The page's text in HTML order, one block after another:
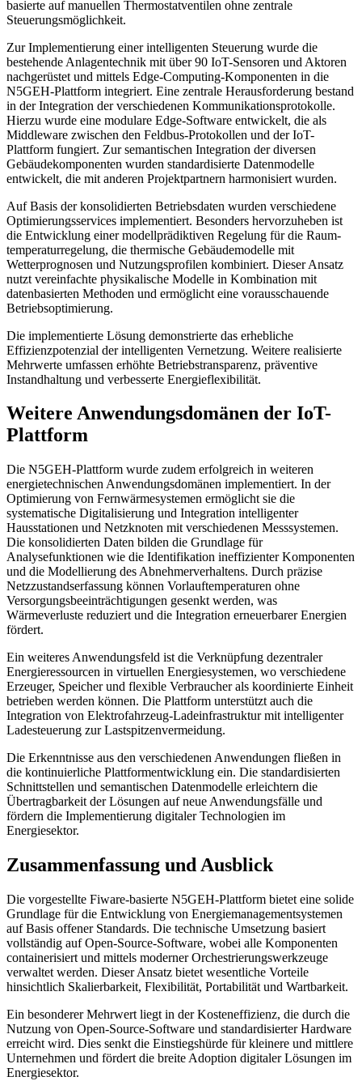
basierte auf manuellen Thermostatventilen ohne zentrale
Steuerungsmöglichkeit.
Zur Implementierung einer intelligenten Steuerung wurde die
bestehende Anlagentechnik mit über 90 IoT-Sensoren und Aktoren
nachgerüstet und mittels Edge-Computing-Komponenten in die
N5GEH-Plattform integriert. Eine zentrale Herausforderung bestand
in der Integration der verschiedenen Kommunikationsprotokolle.
Hierzu wurde eine modulare Edge-Software entwickelt, die als
Middleware zwischen den Feldbus-Protokollen und der IoT-
Plattform fungiert. Zur semantischen Integration der diversen
Gebäudekomponenten wurden standardisierte Datenmodelle
entwickelt, die mit anderen Projektpartnern harmonisiert wurden.
Auf Basis der konsolidierten Betriebsdaten wurden verschiedene
Optimierungs­services implementiert. Besonders hervorzuheben ist
die Entwicklung einer modellprädiktiven Regelung für die Raum­
temperaturregelung, die thermische Gebäudemodelle mit
Wetterprognosen und Nutzungsprofilen kombiniert. Dieser Ansatz
nutzt vereinfachte physikalische Modelle in Kombination mit
datenbasierten Methoden und ermöglicht eine vorausschauende
Betriebsoptimierung.
Die implementierte Lösung demonstrierte das erhebliche
Effizienzpotenzial der intelligenten Vernetzung. Weitere realisierte
Mehrwerte umfassen erhöhte Betriebstransparenz, präventive
Instandhaltung und verbesserte Energieflexibilität.
Weitere Anwendungsdomänen der IoT-
Plattform
Die N5GEH-Plattform wurde zudem erfolgreich in weiteren
energietechnischen An­­wendungsdomänen implementiert. In der
Optimierung von Fernwärmesystemen er­möglicht sie die
systematische Digitalisierung und Integration intelligenter
Hausstationen und Netzknoten mit verschiedenen Messsystemen.
Die konsolidierten Daten bilden die Grundlage für
Analysefunktionen wie die Identifikation ineffizienter Komponenten
und die Modellierung des Abnehmerverhaltens. Durch präzise
Netzzustandserfassung können Vorlauftemperaturen ohne
Versorgungsbeeinträchtigungen gesenkt werden, was
Wärmeverluste reduziert und die Integration erneuerbarer Energien
fördert.
Ein weiteres Anwendungsfeld ist die Verknüpfung dezentraler
Energieressourcen in virtuellen Energiesystemen, wo verschiedene
Erzeuger, Speicher und flexible Verbraucher als koordinierte Einheit
betrieben werden können. Die Plattform unterstützt auch die
Integration von Elektrofahrzeug-Ladeinfrastruktur mit intelligenter
Ladesteuerung zur Lastspitzenvermeidung.
Die Erkenntnisse aus den verschiedenen Anwendungen fließen in
die kontinuierliche Plattformentwicklung ein. Die standardisierten
Schnittstellen und semantischen Datenmodelle erleichtern die
Übertragbarkeit der Lösungen auf neue Anwendungsfälle und
fördern die Implementierung digitaler Technologien im
Energiesektor.
Zusammenfassung und Ausblick
Die vorgestellte Fiware-basierte N5GEH-­Plattform bietet eine solide
Grundlage für die Entwicklung von Energiemanagementsystemen
auf Basis offener Standards. Die technische Umsetzung basiert
vollständig auf Open-Source-Software, wobei alle Komponenten
containerisiert und mittels moderner Orchestrierungswerkzeuge
verwaltet werden. Dieser Ansatz bietet wesentliche Vorteile
hinsichtlich Skalierbarkeit, Flexibilität, Portabilität und Wartbarkeit.
Ein besonderer Mehrwert liegt in der Kosteneffizienz, die durch die
Nutzung von Open-Source-Software und standardisierter Hardware
erreicht wird. Dies senkt die Einstiegshürde für kleinere und mittlere
Unternehmen und fördert die breite Adoption digitaler Lösungen im
Energiesektor.